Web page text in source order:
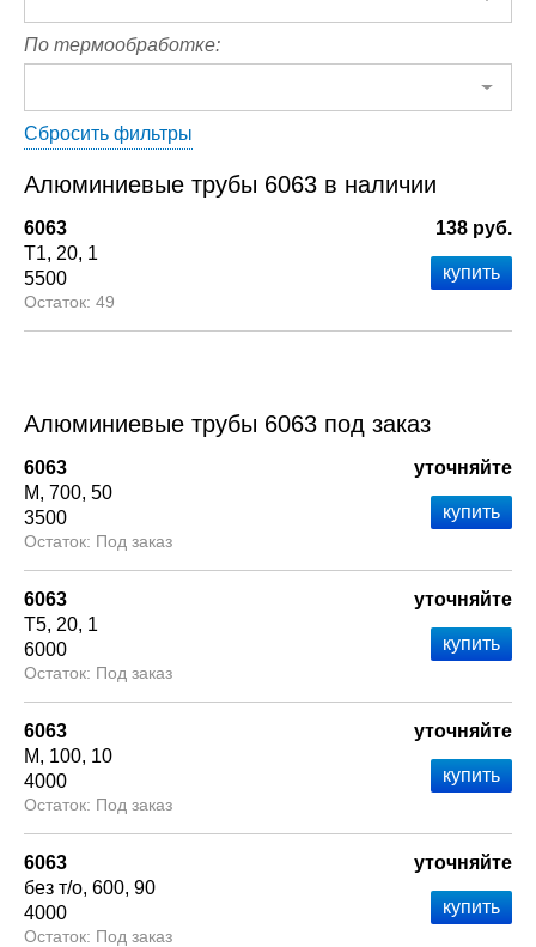
По термообработке:
Сбросить фильтры
Алюминиевые трубы 6063 в наличии
6063
Т1 20 1
5500
49
138 руб.
Алюминиевые трубы 6063 под заказ
6063
М 700 50
3500
Под заказ
уточняйте
6063
Т5 20 1
6000
Под заказ
уточняйте
6063
М
100 10
4000
Под заказ
уточняйте
6063
без т/о 600 90
4000
Под заказ
уточняйте